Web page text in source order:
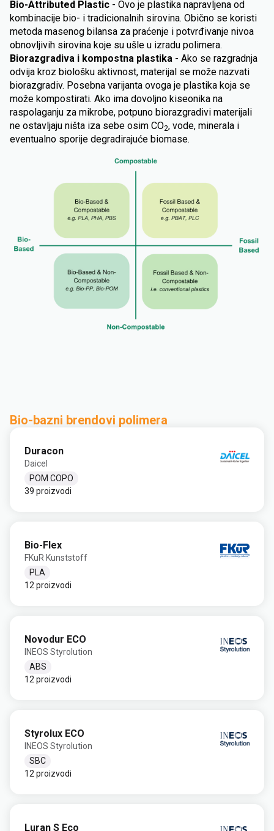
Bio-Attributed Plastic - Ovo je plastika napravljena od
kombinacije bio- i tradicionalnih sirovina. Obično se koristi
metoda masenog bilansa za praćenje i potvrđivanje nivoa
obnovljivih sirovina koje su ušle u izradu polimera.
Biorazgradiva i kompostna plastika - Ako se razgradnja
odvija kroz biološku aktivnost, materijal se može nazvati
biorazgradiv. Posebna varijanta ovoga je plastika koja se
može kompostirati. Ako ima dovoljno kiseonika na
raspolaganju za mikrobe, potpuno biorazgradivi materijali
ne ostavljaju ništa iza sebe osim CO2, vode, minerala i
eventualno sporije degradirajuće biomase.
Bio-bazni brendovi polimera
Duracon
Daicel
POM COPO
39 proizvodi
Bio-Flex
FKuR Kunststoff
PLA
12 proizvodi
Novodur ECO
INEOS Styrolution
ABS
12 proizvodi
Styrolux ECO
INEOS Styrolution
SBC
12 proizvodi
Luran S Eco